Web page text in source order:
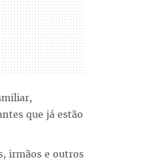
que já estão
irmãos e outros